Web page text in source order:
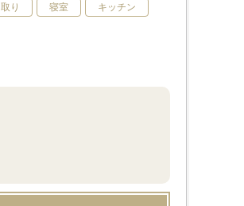
り 寝室 キッチン